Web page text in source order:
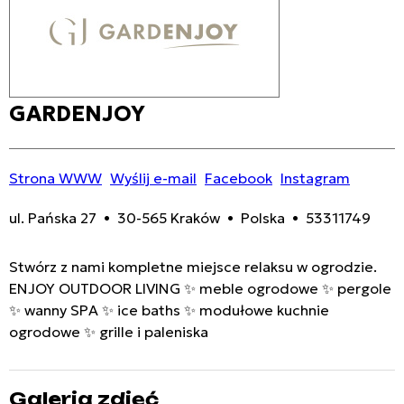
GARDENJOY
Strona WWW Wyślij e-mail Facebook Instagram
ul. Pańska 27 • 30-565 Kraków • Polska • 53311749
Stwórz z nami kompletne miejsce relaksu w ogrodzie.
ENJOY OUTDOOR LIVING ✨ meble ogrodowe ✨ pergole
✨ wanny SPA ✨ ice baths ✨ modułowe kuchnie
ogrodowe ✨ grille i paleniska
Galeria zdjęć